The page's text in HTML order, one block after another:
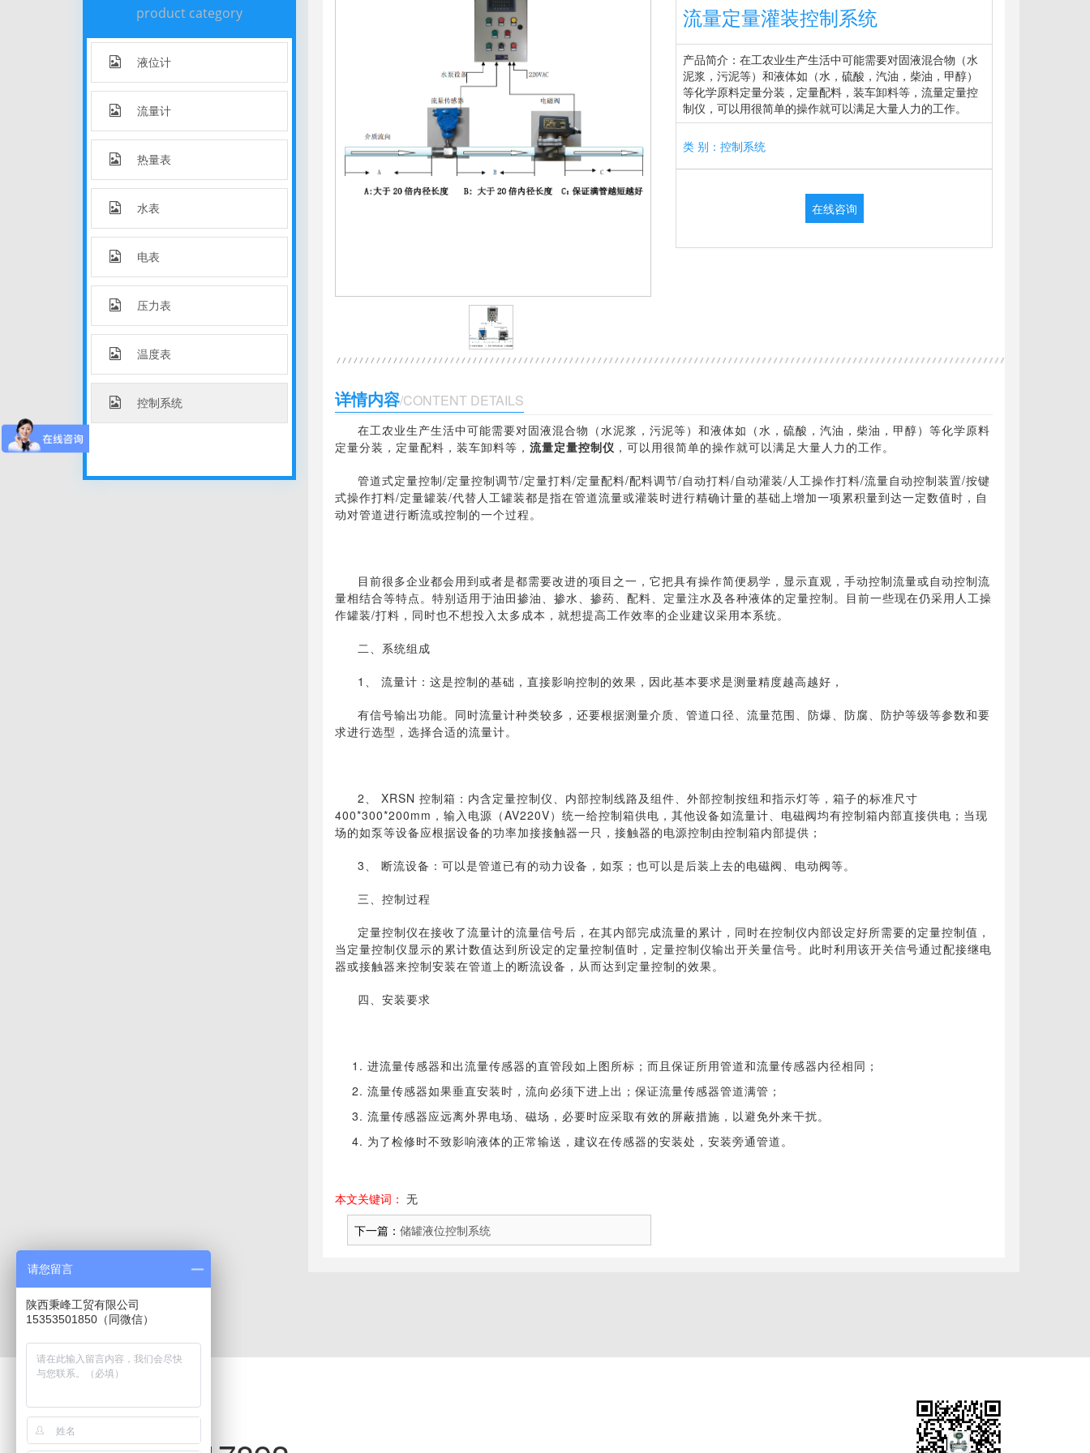
product category
液位计
流量计
热量表
水表
电表
压力表
温度表
控制系统
流量定量灌装控制系统
产品简介：在工农业生产生活中可能需要对固液混合物（水
泥浆，污泥等）和液体如（水，硫酸，汽油，柴油，甲醇）
等化学原料定量分装，定量配料，装车卸料等，流量定量控
制仪，可以用很简单的操作就可以满足大量人力的工作。
类 别：控制系统
在线咨询
详情内容/CONTENT DETAILS
在工农业生产生活中可能需要对固液混合物（水泥浆，污泥等）和液体如（水，硫酸，汽油，柴油，甲醇）等化学原料
定量分装，定量配料，装车卸料等， 流量定量控制仪 ，可以用很简单的操作就可以满足大量人力的工作。
管道式定量控制/定量控制调节/定量打料/定量配料/配料调节/自动打料/自动灌装/人工操作打料/流量自动控制装置/按键
式操作打料/定量罐装/代替人工罐装都是指在管道流量或灌装时进行精确计量的基础上增加一项累积量到达一定数值时，自
动对管道进行断流或控制的一个过程。
目前很多企业都会用到或者是都需要改进的项目之一，它把具有操作简便易学，显示直观，手动控制流量或自动控制流
量相结合等特点。特别适用于油田掺油、掺水、掺药、配料、定量注水及各种液体的定量控制。目前一些现在仍采用人工操
作罐装/打料，同时也不想投入太多成本，就想提高工作效率的企业建议采用本系统。
二、系统组成
1、 流量计：这是控制的基础，直接影响控制的效果，因此基本要求是测量精度越高越好，
有信号输出功能。同时流量计种类较多，还要根据测量介质、管道口径、流量范围、防爆、防腐、防护等级等参数和要
求进行选型，选择合适的流量计。
2、 XRSN 控制箱：内含定量控制仪、内部控制线路及组件、外部控制按纽和指示灯等，箱子的标准尺寸
400*300*200mm，输入电源（AV220V）统一给控制箱供电，其他设备如流量计、电磁阀均有控制箱内部直接供电；当现
场的如泵等设备应根据设备的功率加接接触器一只，接触器的电源控制由控制箱内部提供；
3、 断流设备：可以是管道已有的动力设备，如泵；也可以是后装上去的电磁阀、电动阀等。
三、控制过程
定量控制仪在接收了流量计的流量信号后，在其内部完成流量的累计，同时在控制仪内部设定好所需要的定量控制值，
当定量控制仪显示的累计数值达到所设定的定量控制值时，定量控制仪输出开关量信号。此时利用该开关信号通过配接继电
器或接触器来控制安装在管道上的断流设备，从而达到定量控制的效果。
四、安装要求
进流量传感器和出流量传感器的直管段如上图所标；而且保证所用管道和流量传感器内径相同；
流量传感器如果垂直安装时，流向必须下进上出；保证流量传感器管道满管；
流量传感器应远离外界电场、磁场，必要时应采取有效的屏蔽措施，以避免外来干扰。
为了检修时不致影响液体的正常输送，建议在传感器的安装处，安装旁通管道。
本文关键词： 无
下一篇： 储罐液位控制系统
请您留言
陕西秉峰工贸有限公司
15353501850（同微信）